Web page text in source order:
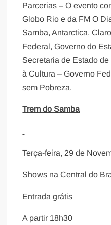
Parcerias – O evento
Globo Rio e da FM O
Samba, Antarctica,
Federal, Governo do
Secretaria de Estado
à Cultura – Governo
sem Pobreza.
Trem do Samba
Terça-feira, 29 de
Shows na Central do
Entrada grátis
A partir 18h30